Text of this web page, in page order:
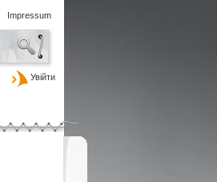
Impressum
Увійти